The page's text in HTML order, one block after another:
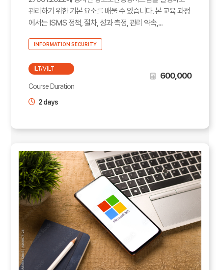
관리하기 위한 기본 요소를 배울 수 있습니다. 본 교육 과정
에서는 ISMS 정책, 절차, 성과 측정, 관리 약속,...
INFORMATION SECURITY
ILT/VILT
Course Duration
2 days
600,000